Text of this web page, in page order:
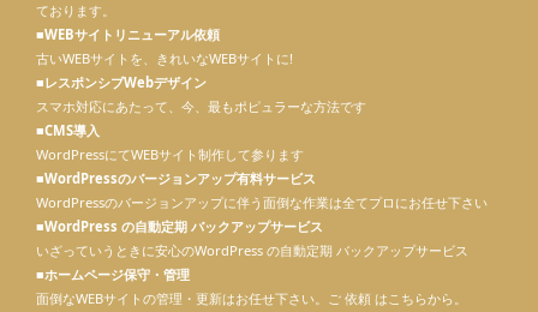
ております。
■WEBサイトリニューアル依頼
古いWEBサイトを、きれいなWEBサイトに!
■レスポンシブWebデザイン
スマホ対応にあたって、今、最もポピュラーな方法です
■CMS導入
WordPressにてWEBサイト制作して参ります
■WordPressのバージョンアップ有料サービス
WordPressのバージョンアップに伴う面倒な作業は全てプロにお任せ下さい
■WordPress の自動定期 バックアップサービス
いざっていうときに安心のWordPress の自動定期 バックアップサービス
■ホームページ保守・管理
面倒なWEBサイトの管理・更新はお任せ下さい。ご 依頼 はこちらから。